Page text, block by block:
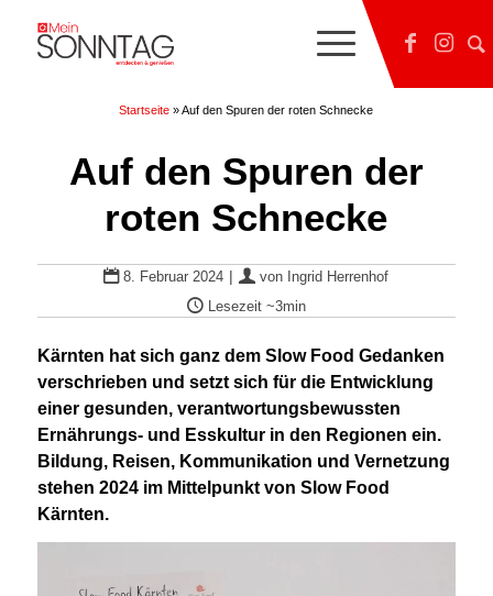
Startseite »Auf den Spuren der roten Schnecke
Auf den Spuren der
roten Schnecke
8. Februar 2024 | von Ingrid Herrenhof
Lesezeit ~3min
Kärnten hat sich ganz dem Slow Food Gedanken
verschrieben und setzt sich für die Entwicklung
einer gesunden, verantwortungsbewussten
Ernährungs- und Esskultur in den Regionen ein.
Bildung, Reisen, Kommunikation und Vernetzung
stehen 2024 im Mittelpunkt von Slow Food
Kärnten.